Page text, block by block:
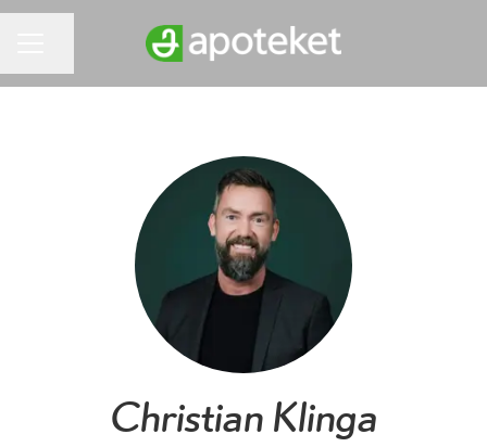
Christian Klinga